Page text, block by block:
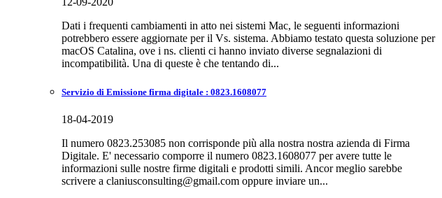
Dati i frequenti cambiamenti in atto nei sistemi Mac, le seguenti informazioni
potrebbero essere aggiornate per il Vs. sistema. Abbiamo testato questa soluzione per
macOS Catalina, ove i ns. clienti ci hanno inviato diverse segnalazioni di
incompatibilità. Una di queste è che tentando di...
Servizio di Emissione firma digitale : 0823.1608077
18-04-2019
Il numero 0823.253085 non corrisponde più alla nostra nostra azienda di Firma
Digitale. E' necessario comporre il numero 0823.1608077 per avere tutte le
informazioni sulle nostre firme digitali e prodotti simili. Ancor meglio sarebbe
scrivere a claniusconsulting@gmail.com oppure inviare un...